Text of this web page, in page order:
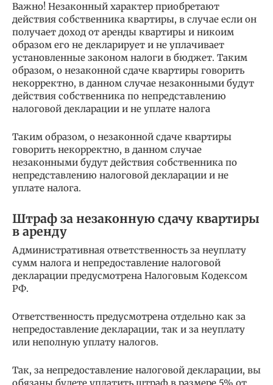
Важно! Незаконный характер приобретают
действия собственника квартиры, в случае если он
получает доход от аренды квартиры и никоим
образом его не декларирует и не уплачивает
установленные законом налоги в бюджет. Таким
образом, о незаконной сдаче квартиры говорить
некорректно, в данном случае незаконными будут
действия собственника по непредставлению
налоговой декларации и не уплате налога
Таким образом, о незаконной сдаче квартиры
говорить некорректно, в данном случае
незаконными будут действия собственника по
непредставлению налоговой декларации и не
уплате налога.
Штраф за незаконную сдачу квартиры
в аренду
Административная ответственность за неуплату
сумм налога и непредоставление налоговой
декларации предусмотрена Налоговым Кодексом
РФ.
Ответственность предусмотрена отдельно как за
непредоставление декларации, так и за неуплату
или неполную уплату налогов.
Так, за непредоставление налоговой декларации, вы